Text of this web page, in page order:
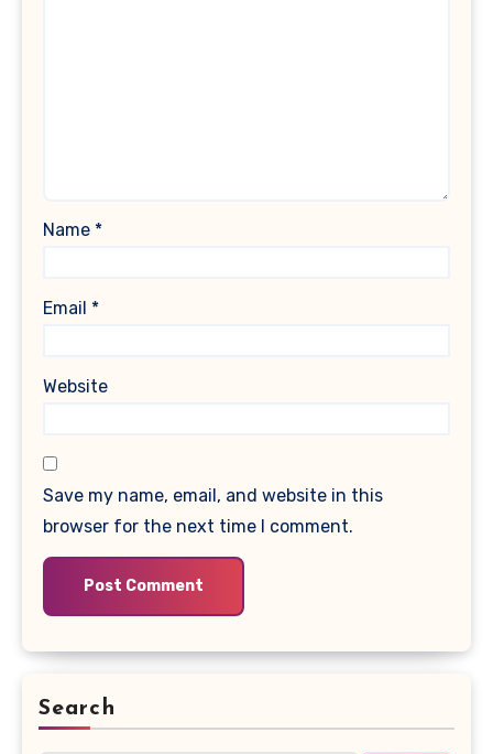
Name *
Email *
Website
Save my name, email, and website in this
browser for the next time I comment.
Search